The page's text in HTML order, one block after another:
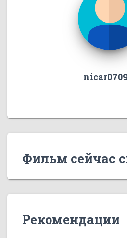
nicar0709
Фильм сейчас
Рекомендации